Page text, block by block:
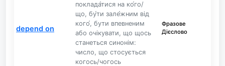
depend on
поклада́тися на ко́го/
що, бу́ти зале́жним від
кого́, бути впевненим
або очікувати, що щось
станеться синонім:
число, що стосується
когось/чогось
Фразове
Дієслово